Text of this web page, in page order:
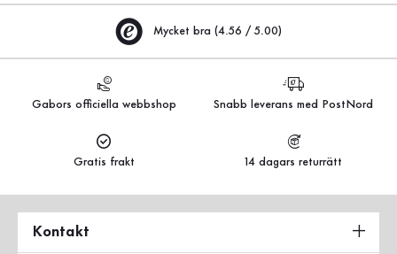
Mycket bra (4.56 / 5.00)
Gabors officiella webbshop Snabb leverans med PostNord
Gratis frakt 14 dagars returrätt
Kontakt